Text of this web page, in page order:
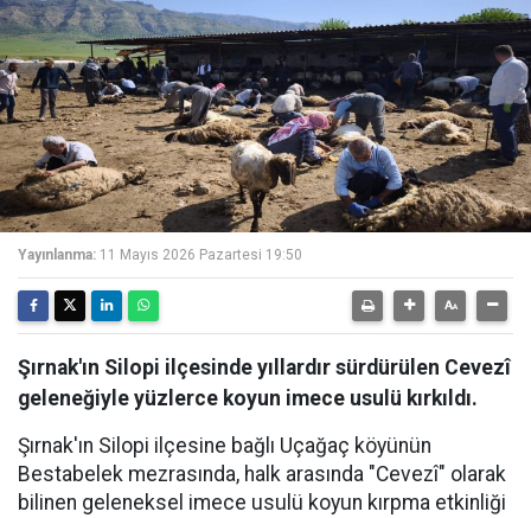
Yayınlanma: 11 Mayıs 2026 Pazartesi 19:50
Şırnak'ın Silopi ilçesinde yıllardır sürdürülen Cevezî
geleneğiyle yüzlerce koyun imece usulü kırkıldı.
Şırnak'ın Silopi ilçesine bağlı Uçağaç köyünün
Bestabelek mezrasında, halk arasında "Cevezî" olarak
bilinen geleneksel imece usulü koyun kırpma etkinliği